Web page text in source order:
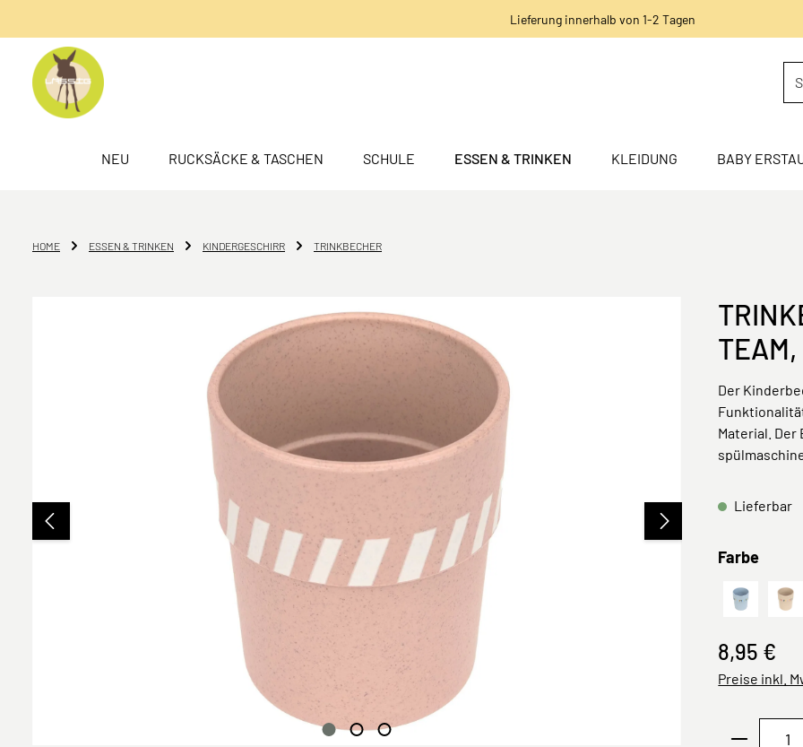
Lieferung innerhalb von 1-2 Tagen
NEU RUCKSÄCKE & TASCHEN SCHULE ESSEN & TRINKEN KLEIDUNG BABY
HOME ESSEN & TRINKEN KINDERGESCHIRR TRINKBECHER
Der
Material.
Lieferbar
Farbe
Happy
8,95 €
Preise inkl.